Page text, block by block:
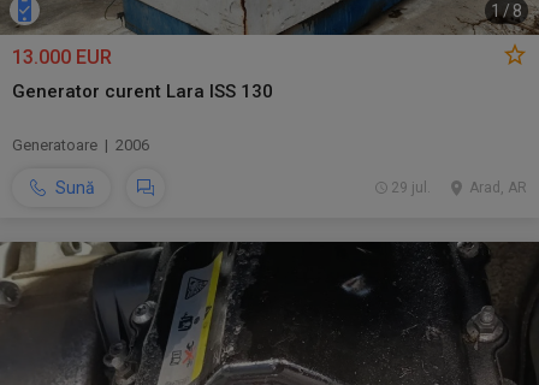
1 /8
13.000 EUR
Generator curent Lara ISS 130
Generatoare | 2006
Sună Arad, AR
29 jul.